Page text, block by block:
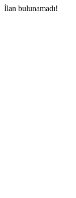
İlan bulunamadı!